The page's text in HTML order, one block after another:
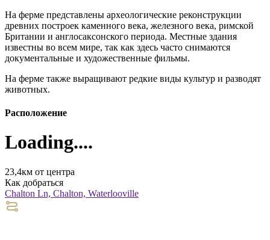
На ферме представлены археологические реконструкции
древних построек каменного века, железного века, римской
Британии и англосаксонского периода. Местные здания
известны во всем мире, так как здесь часто снимаются
документальные и художественные фильмы.
На ферме также выращивают редкие виды культур и разводят
животных.
Расположение
Loading....
23,4км от центра
Как добраться
Chalton Ln, Chalton, Waterlooville